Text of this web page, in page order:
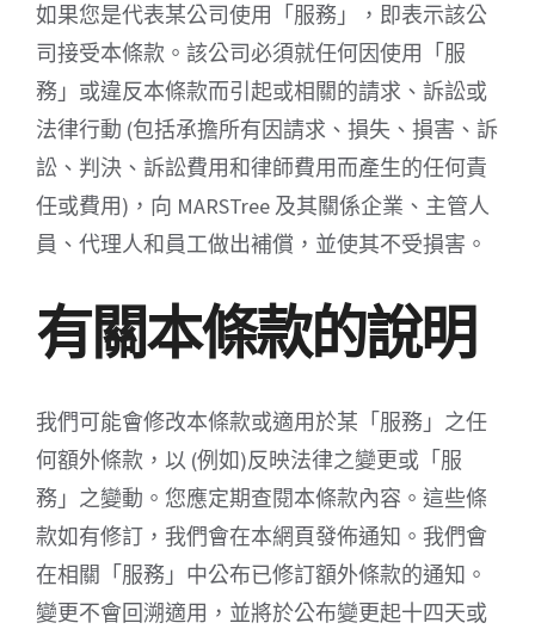
如果您是代表某公司使用「服務」，即表示該公
司接受本條款。該公司必須就任何因使用「服
務」或違反本條款而引起或相關的請求、訴訟或
法律行動 (包括承擔所有因請求、損失、損害、訴
訟、判決、訴訟費用和律師費用而產生的任何責
任或費用)，向 MARSTree 及其關係企業、主管人
員、代理人和員工做出補償，並使其不受損害。
有關本條款的說明
我們可能會修改本條款或適用於某「服務」之任
何額外條款，以 (例如)反映法律之變更或「服
務」之變動。您應定期查閱本條款內容。這些條
款如有修訂，我們會在本網頁發佈通知。我們會
在相關「服務」中公布已修訂額外條款的通知。
變更不會回溯適用，並將於公布變更起十四天或